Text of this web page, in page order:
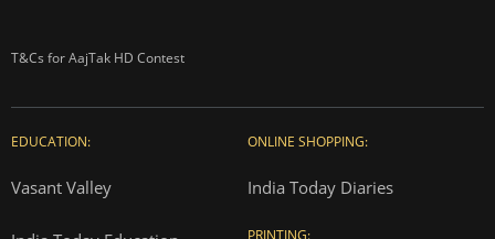
T&Cs for AajTak HD Contest
EDUCATION:
Vasant Valley
ONLINE SHOPPING:
India Today Diaries
PRINTING: